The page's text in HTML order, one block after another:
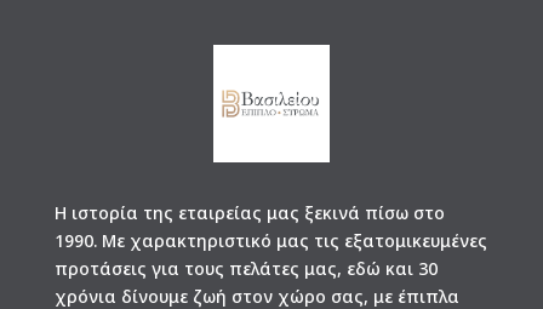
Η ιστορία της εταιρείας μας ξεκινά πίσω στο
1990. Με χαρακτηριστικό μας τις εξατομικευμένες
προτάσεις για τους πελάτες μας, εδώ και 30
χρόνια δίνουμε ζωή στον χώρο σας, με έπιπλα